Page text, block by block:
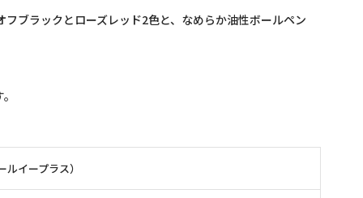
ラックとローズレッド2色と、なめらか油性ボールペン
イープラス）